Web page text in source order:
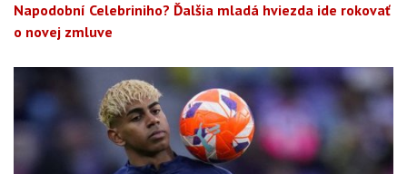
Napodobní Celebriniho? Ďalšia mladá hviezda ide rokovať
o novej zmluve